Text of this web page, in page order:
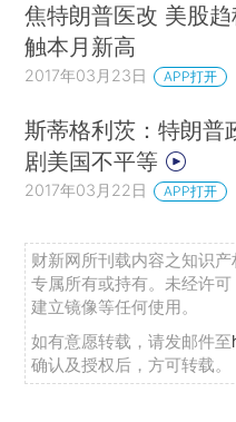
焦特朗普医改 美股
触本月新高
2017年03月23日 APP打开
斯蒂格利茨：特朗普
剧美国不平等
2017年03月22日 APP打开
财新网所刊载内容之知识
专属所有或持有。未经许
建立镜像等任何使用。
如有意愿转载，请发邮件至
确认及授权后，方可转载。